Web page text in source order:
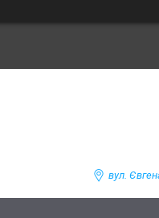
вул.